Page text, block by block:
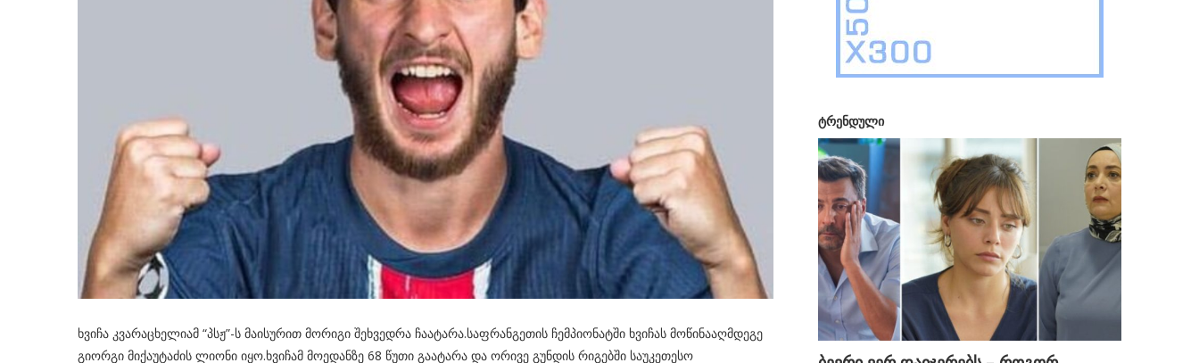
ხვიჩა კვარაცხელიამ “პსჟ”-ს მაისურით მორიგი შეხვედრა ჩაატარა.საფრანგეთის ჩემპიონატში ხვიჩას მოწინააღმდეგე
გიორგი მიქაუტაძის ლიონი იყო.ხვიჩამ მოედანზე 68 წუთი გაატარა და ორივე გუნდის რიგებში საუკეთესო
ტრენდული